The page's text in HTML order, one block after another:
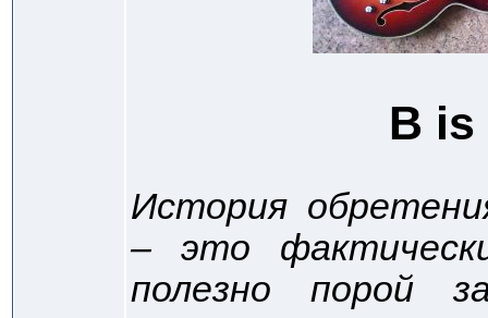
B is
История
– это
полезно порой